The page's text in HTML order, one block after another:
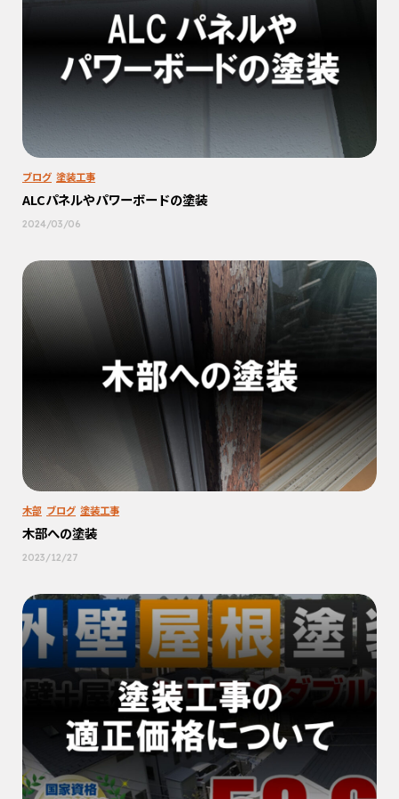
ブログ 塗装工事
ALCパネルやパワーボードの塗装
2024/03/06
木部 ブログ 塗装工事
木部への塗装
2023/12/27